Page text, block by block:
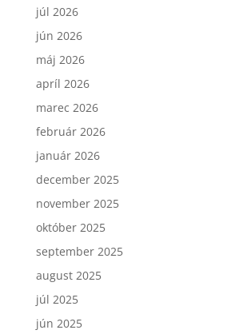
júl 2026
jún 2026
máj 2026
apríl 2026
marec 2026
február 2026
január 2026
december 2025
november 2025
október 2025
september 2025
august 2025
júl 2025
jún 2025